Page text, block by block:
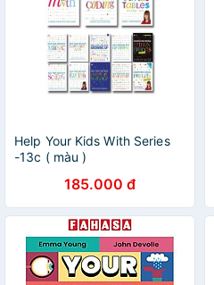
Help Your Kids With Series
-13c ( màu )
185.000 đ